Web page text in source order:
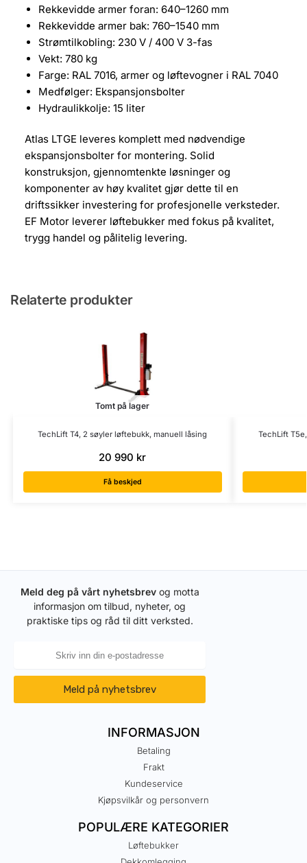
Rekkevidde armer foran: 640–1260 mm
Rekkevidde armer bak: 760–1540 mm
Strømtilkobling: 230 V / 400 V 3-fas
Vekt: 780 kg
Farge: RAL 7016, armer og løftevogner i RAL 7040
Medfølger: Ekspansjonsbolter
Hydraulikkolje: 15 liter
Atlas LTGE leveres komplett med nødvendige
ekspansjonsbolter for montering. Solid
konstruksjon, gjennomtenkte løsninger og
komponenter av høy kvalitet gjør dette til en
driftssikker investering for profesjonelle verksteder.
EF Motor leverer løftebukker med fokus på kvalitet,
trygg handel og pålitelig levering.
Relaterte produkter
Tomt på lager
TechLift T4, 2 søyler løftebukk, manuell låsing
20 990 kr
Få beskjed
TechLift
Meld deg på vårt nyhetsbrevog motta
informasjon om tilbud, nyheter, og
praktiske tips og råd til ditt verksted.
Meld på nyhetsbrev
INFORMASJON
Betaling
Frakt
Kundeservice
Kjøpsvilkår og personvern
POPULÆRE KATEGORIER
Løftebukker